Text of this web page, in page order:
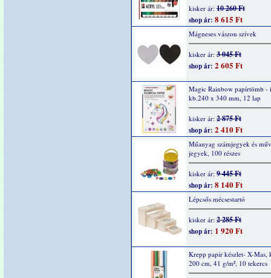
kisker ár: 10 260 Ft
shop ár: 8 615 Ft
Mágneses vászon szívek
kisker ár: 3 045 Ft
shop ár: 2 605 Ft
Magic Rainbow papírtömb -
kb.240 x 340 mm, 12 lap
kisker ár: 2 875 Ft
shop ár: 2 410 Ft
Műanyag számjegyek és
jegyek, 100 részes
kisker ár: 9 445 Ft
shop ár: 8 140 Ft
Lépcsős mécsestartó
kisker ár: 2 285 Ft
shop ár: 1 920 Ft
Krepp papír készlet- X-Mas,
200 cm, 41 g/m², 10 tekercs